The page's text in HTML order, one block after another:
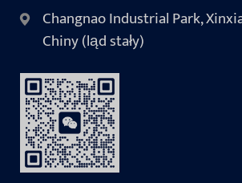
Changnao Industrial Park,
Chiny (ląd stały)